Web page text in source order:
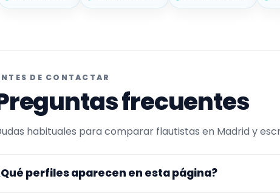
DE CONTACTAR
frecuentes
habituales para comparar flautistas en Madrid y
perfiles aparecen en esta página?